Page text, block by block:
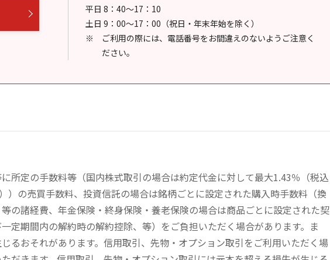
平日 8：40～17：10
土日 9：00～17：00（祝日・年末年始を除く）
ご利用の際には、電話番号をお間違えのないようご注意く
ださい。
所定の手数料等（国内株式取引の場合は約定代金に対して最大1.43％（税込
）の売買手数料、投資信託の場合は銘柄ごとに設定された購入時手数料（換
の諸経費、年金保険・終身保険・養老保険の場合は商品ごとに設定された契
定期間内の解約時の解約控除、等）をご負担いただく場合があります。ま
るおそれがあります。信用取引、先物・オプション取引をご利用いただく場